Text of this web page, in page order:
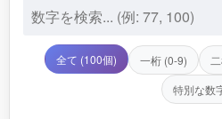
全て (100個) 一桁 (0-9)
特別な数